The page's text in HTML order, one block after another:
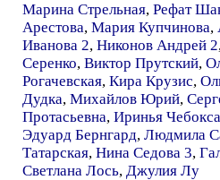
Марина Стрельная, Рефат
Арестова, Мария Купчинова,
Иванова 2, Никонов Андрей 2
Серенко, Виктор Прутский,
Рогачевская, Кира Крузис,
Дудка, Михайлов Юрий,
Протасьевна, Иринья
Эдуард Бернгард, Людмила
Татарская, Нина Седова 3,
Светлана Лось, Джулия Лу